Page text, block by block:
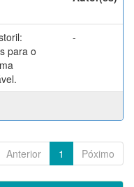
para o
-
Anterior 1 Póximo